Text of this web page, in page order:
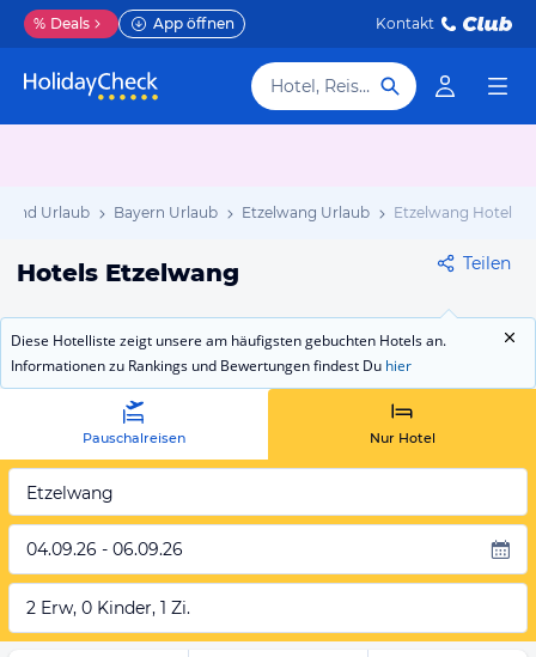
% Deals App öffnen Kontakt
Hotel, Reiseziel
Urlaub Bayern Urlaub Etzelwang Urlaub Etzelwang Hotels
Hotels Etzelwang Teilen
Diese Hotelliste zeigt unsere am häufigsten gebuchten Hotels an.
Informationen zu Rankings und Bewertungen findest Du hier
Pauschalreisen Nur Hotel
Etzelwang
04.09.26 - 06.09.26
2 Erw, 0 Kinder, 1 Zi.